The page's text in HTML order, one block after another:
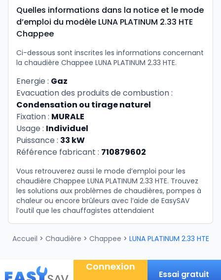
Quelles informations dans la notice et le mode
d’emploi du modèle LUNA PLATINUM 2.33 HTE
Chappee
Ci-dessous sont inscrites les informations concernant
la chaudière Chappee LUNA PLATINUM 2.33 HTE.
Energie : Gaz
Evacuation des produits de combustion :
Condensation ou tirage naturel
Fixation : MURALE
Usage : Individuel
Puissance : 33 kW
Référence fabricant : 710879602
Vous retrouverez aussi le mode d’emploi pour les
chaudière Chappee LUNA PLATINUM 2.33 HTE. Trouvez
les solutions aux problèmes de chaudières, pompes à
chaleur ou encore brûleurs avec l’aide de EasySAV
l’outil que les chauffagistes attendaient
Accueil > Chaudière > Chappee > LUNA PLATINUM 2.33 HTE
Connexion
Essai gratuit